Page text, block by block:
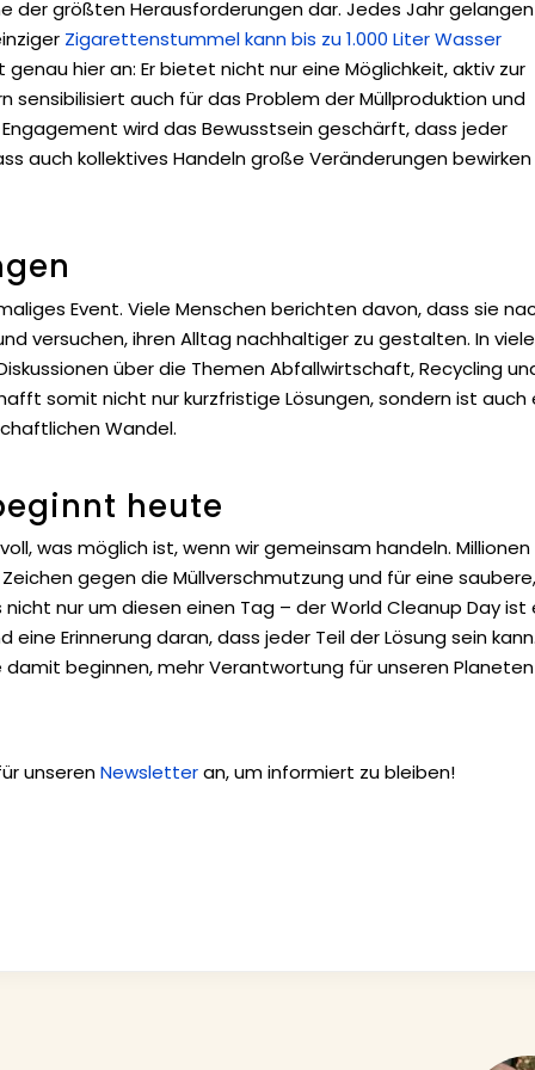
der größten Herausforderungen dar. Jedes Jahr gelangen
Zigarettenstummel kann bis zu 1.000 Liter Wasser
genau hier an: Er bietet nicht nur eine Möglichkeit, aktiv zur
sensibilisiert auch für das Problem der Müllproduktion und
wird das Bewusstsein geschärft, dass jeder
auch kollektives Handeln große Veränderungen bewirken
Event. Viele Menschen berichten davon, dass sie
versuchen, ihren Alltag nachhaltiger zu gestalten. In
über die Themen Abfallwirtschaft, Recycling
somit nicht nur kurzfristige Lösungen, sondern ist auch
Wandel.
heute
was möglich ist, wenn wir gemeinsam handeln. Millionen
gegen die Müllverschmutzung und für eine saubere,
nur um diesen einen Tag – der World Cleanup Day ist
Erinnerung daran, dass jeder Teil der Lösung sein kann.
beginnen, mehr Verantwortung für unseren
unserenNewsletteran, um informiert zu bleiben!